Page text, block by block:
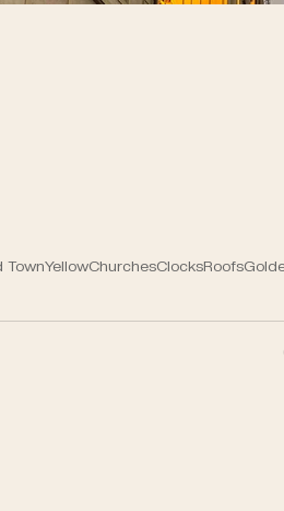
TownYellowChurchesClocksRoofs